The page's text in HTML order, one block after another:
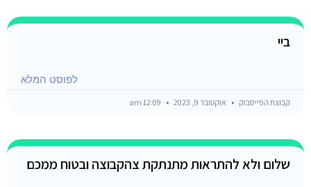
ביי
לפוסט המלא
קבוצת הפייסבוק אוקטובר 9, 2023
שלום ולא להתראות מתנתקת צהקבוצה ובטוח ממכם